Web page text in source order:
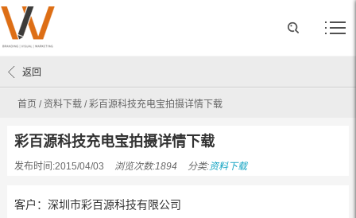
首页 /资料下载 /彩百源科技充电宝拍摄详情下载
返回
彩百源科技充电宝拍摄详情下载
发布时间:2015/04/03 浏览次数:1894 分类:资料下载
客户：深圳市彩百源科技有限公司